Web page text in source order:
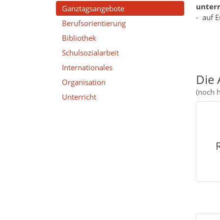
- auf
Die
(noch
Ganztagsangebote
Berufsorientierung
Bibliothek
Schulsozialarbeit
Internationales
Organisation
Unterricht